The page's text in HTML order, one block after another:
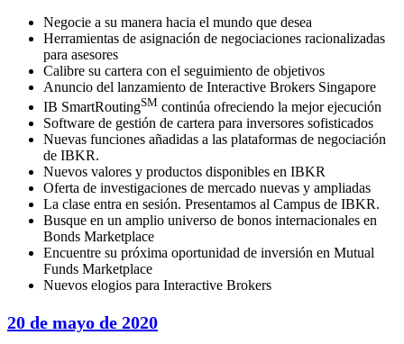
Negocie a su manera hacia el mundo que desea
Herramientas de asignación de negociaciones racionalizadas
para asesores
Calibre su cartera con el seguimiento de objetivos
Anuncio del lanzamiento de Interactive Brokers Singapore
IB SmartRoutingSM continúa ofreciendo la mejor ejecución
Software de gestión de cartera para inversores sofisticados
Nuevas funciones añadidas a las plataformas de negociación
de IBKR.
Nuevos valores y productos disponibles en IBKR
Oferta de investigaciones de mercado nuevas y ampliadas
La clase entra en sesión. Presentamos al Campus de IBKR.
Busque en un amplio universo de bonos internacionales en
Bonds Marketplace
Encuentre su próxima oportunidad de inversión en Mutual
Funds Marketplace
Nuevos elogios para Interactive Brokers
20 de mayo de 2020